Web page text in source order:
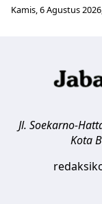
Kamis, 6 Agustus
Jl. Soekarno-
Kota